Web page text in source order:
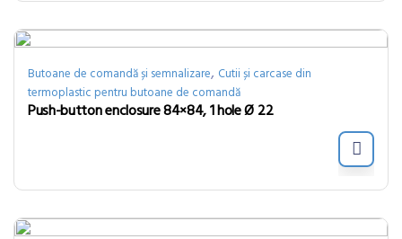
Butoane de comandă și semnalizare, Cutii și carcase din
termoplastic pentru butoane de comandă
Push-button enclosure 84×84, 1 hole Ø 22